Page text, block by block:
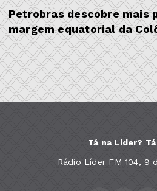
Petrobras descobre mais
margem equatorial da
Tá na Líder?
Rádio Líder FM 104, 9